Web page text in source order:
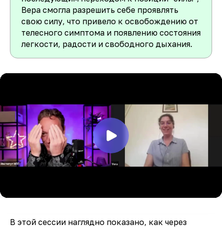
Вера смогла разрешить себе проявлять
свою силу, что привело к освобождению от
телесного симптома и появлению состояния
легкости, радости и свободного дыхания.
В этой сессии наглядно показано, как через